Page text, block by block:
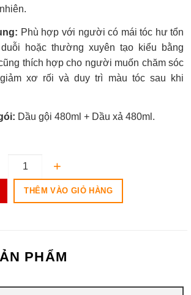
Phù hợp với người có mái tóc hư tổn
hoặc thường xuyên tạo kiểu bằng
thích hợp cho người muốn chăm sóc
xơ rối và duy trì màu tóc sau khi
Dầu gội 480ml + Dầu xả 480ml.
THÊM VÀO GIỎ HÀNG
PHẨM